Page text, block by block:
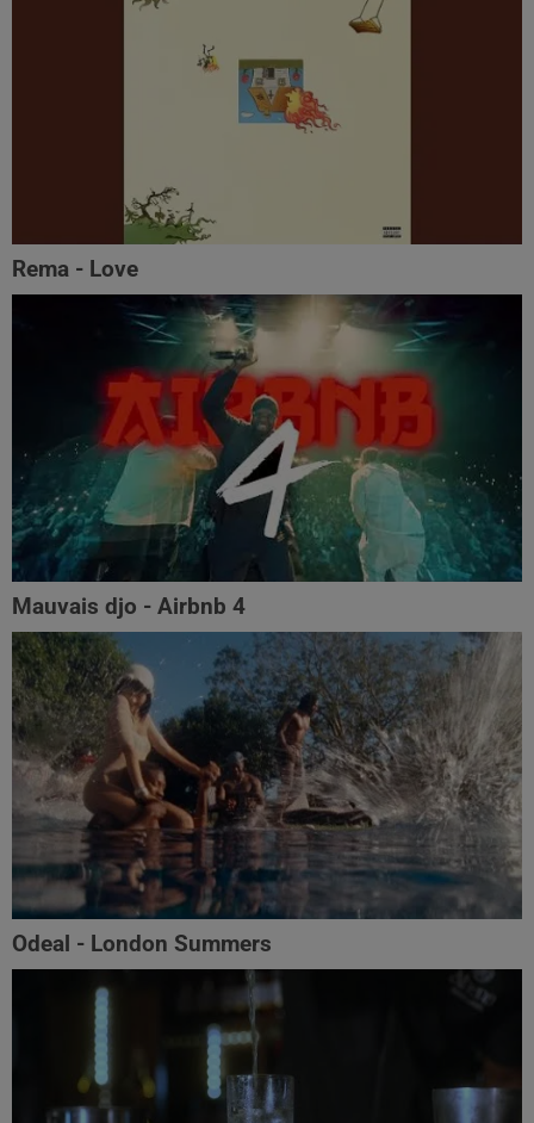
Rema - Love
Mauvais djo - Airbnb 4
Odeal - London Summers